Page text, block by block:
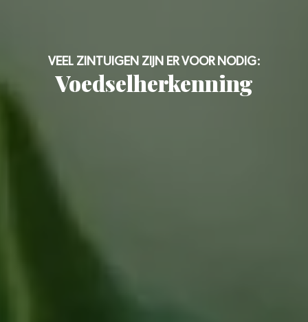
VEEL ZINTUIGEN ZIJN ER VOOR NODIG:
Voedselherkenning